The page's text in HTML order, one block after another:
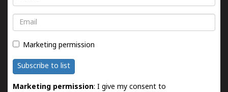
Email
Marketing permission
Subscribe to list
Marketing permission: I give my consent to